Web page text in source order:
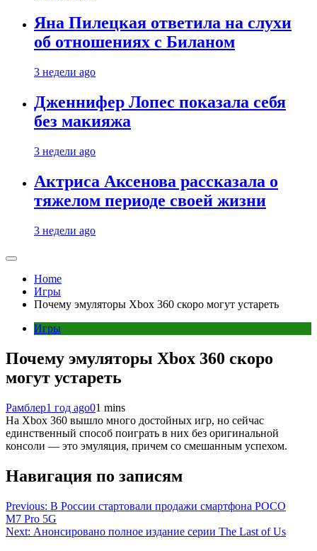
Яна Пилецкая ответила на слухи
об отношениях с Биланом
3 недели ago
Дженнифер Лопес показала себя
без макияжа
3 недели ago
Актриса Аксенова рассказала о
тяжелом периоде своей жизни
3 недели ago
Home
Игры
Почему эмуляторы Xbox 360 скоро могут устареть
Игры
Почему эмуляторы Xbox 360 скоро
могут устареть
Рамблер1 год ago01 mins
На Xbox 360 вышло много достойных игр, но сейчас
единственный способ поиграть в них без оригинальной
консоли — это эмуляция, причем со смешанным успехом.
Навигация по записям
Previous: В России стартовали продажи смартфона POCO
M7 Pro 5G
Next: Анонсировано полное издание серии The Last of Us